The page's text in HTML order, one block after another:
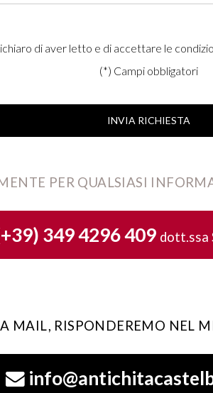
di aver letto e di accettare le
(*) Campi obbligatori
PER QUALSIASI
349 4296 409 dott.ssa
MAIL, RISPONDEREMO NEL